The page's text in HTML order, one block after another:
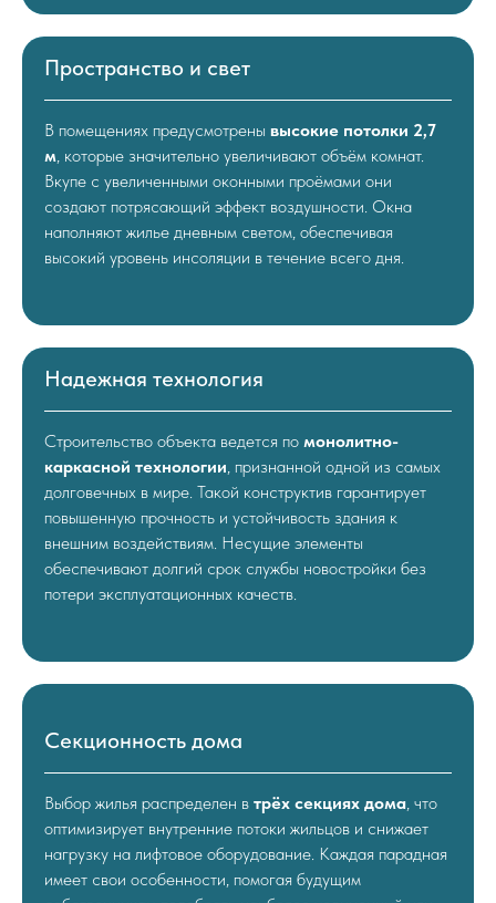
Пространство и свет
В помещениях предусмотрены высокие потолки 2,7
м, которые значительно увеличивают объём комнат.
Вкупе с увеличенными оконными проёмами они
создают потрясающий эффект воздушности. Окна
наполняют жилье дневным светом, обеспечивая
высокий уровень инсоляции в течение всего дня.
Надежная технология
Строительство объекта ведется по монолитно-
каркасной технологии, признанной одной из самых
долговечных в мире. Такой конструктив гарантирует
повышенную прочность и устойчивость здания к
внешним воздействиям. Несущие элементы
обеспечивают долгий срок службы новостройки без
потери эксплуатационных качеств.
Секционность дома
Выбор жилья распределен в трёх секциях дома, что
оптимизирует внутренние потоки жильцов и снижает
нагрузку на лифтовое оборудование. Каждая парадная
имеет свои особенности, помогая будущим